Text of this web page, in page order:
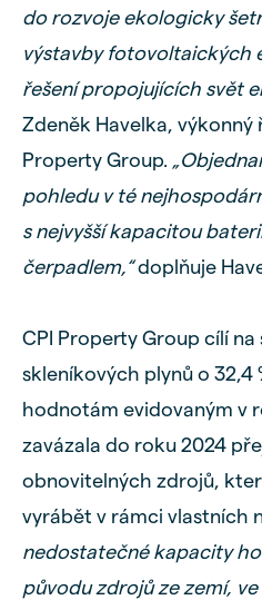
do rozvoje ekologicky
výstavby fotovoltaických
řešení propojujících svět
Zdeněk Havelka, výkonný
Property Group.
pohledu v té
s nejvyšší kapacitou
čerpadlem,“doplňuje
CPI Property Group cílí
skleníkových plynů o
hodnotám evidovaným v
zavázala do roku 2024
obnovitelných zdrojů,
vyrábět v rámci vlastních
nedostatečné kapacity
původu zdrojů ze zemí,